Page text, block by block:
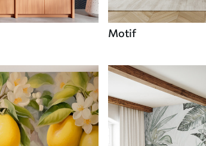
Motif